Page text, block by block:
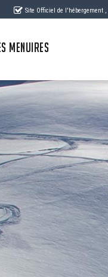
Site Officiel de l'hébergement
MENUIRES